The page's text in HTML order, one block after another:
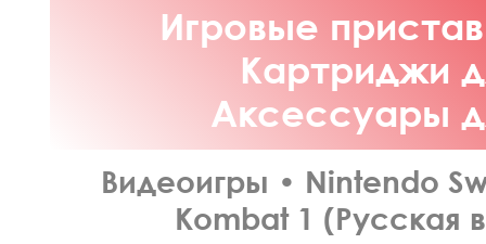
Игровые
Картриджи
Аксессуары
Видеоигры • Nintendo
Kombat 1 (Русская